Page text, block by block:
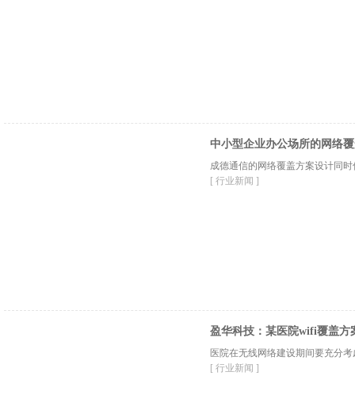
中小型企业办公场所的网络
成德通信的网络覆盖方案设计同
[ 行业新闻 ]
盈华科技：某医院wifi覆盖方
医院在无线网络建设期间要充分
[ 行业新闻 ]